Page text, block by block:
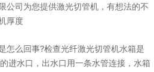
公司为您提供激光切管机，有想法的不
厚度
怎么回事?检查光纤激光切管机水箱是
进水口，出水口用一条水管连接，水箱